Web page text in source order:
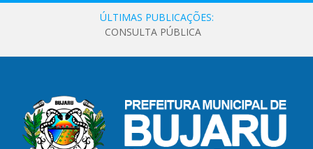
ÚLTIMAS PUBLICAÇÕES:
CONSULTA PÚBLICA